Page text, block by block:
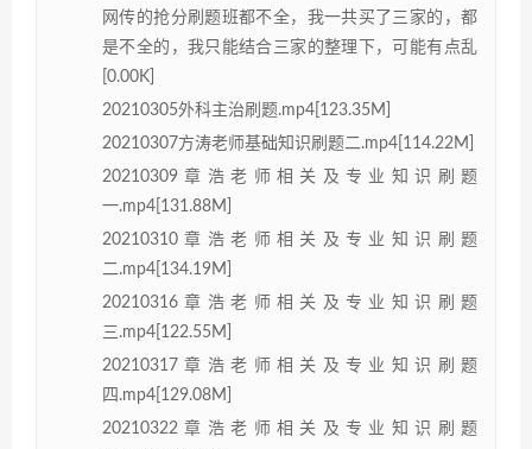
网传的抢分刷题班都不全，我一共买了三家的，都
是不全的，我只能结合三家的整理下，可能有点乱
[0.00K]
20210305外科主治刷题.mp4[123.35M]
20210307方涛老师基础知识刷题二.mp4[114.22M]
20210309章浩老师相关及专业知识刷题
一.mp4[131.88M]
20210310章浩老师相关及专业知识刷题
二.mp4[134.19M]
20210316章浩老师相关及专业知识刷题
三.mp4[122.55M]
20210317章浩老师相关及专业知识刷题
四.mp4[129.08M]
20210322章浩老师相关及专业知识刷题